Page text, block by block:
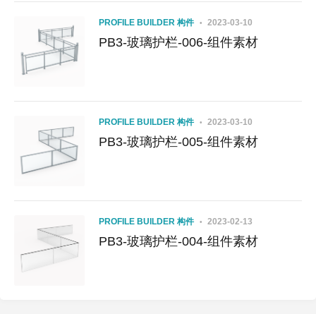
PROFILE BUILDER 构件 2023-03-10
PB3-玻璃护栏-006-组件素材
PROFILE BUILDER 构件 2023-03-10
PB3-玻璃护栏-005-组件素材
PROFILE BUILDER 构件 2023-02-13
PB3-玻璃护栏-004-组件素材